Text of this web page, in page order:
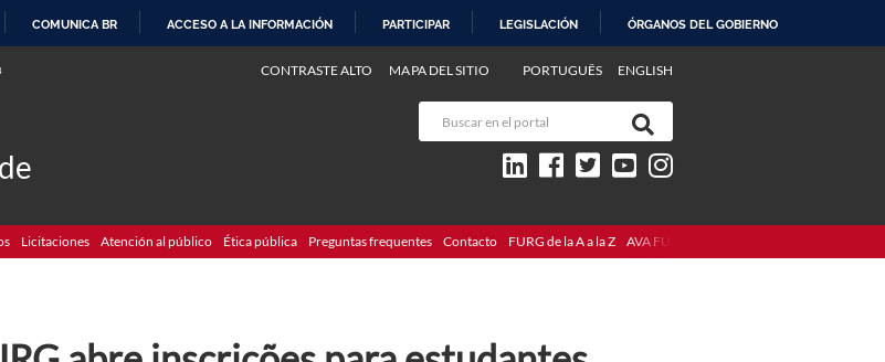
COMUNICA BR ACCESO A LA INFORMACIÓN PARTICIPAR LEGISLACIÓN ÓRGANOS DEL GOBIERNO
PORTUGUÊS ENGLISH
CONTRASTE ALTO MAPA DEL SITIO
Licitaciones Atención al público Ética pública Preguntas frequentes Contacto FURG de la A a la Z AVA FURG